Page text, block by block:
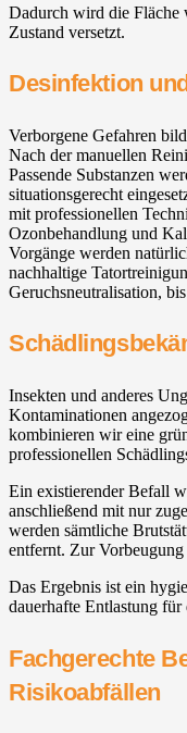
Dadurch wird die Fläche
Zustand versetzt.
Desinfektion
Verborgene Gefahren
Nach der manuellen
Passende Substanzen
situationsgerecht
mit professionellen
Ozonbehandlung und
Vorgänge werden
nachhaltige
Geruchsneutralisation,
Insekten und anderes
Kontaminationen
kombinieren wir eine
professionellen
Ein existierender Befall
anschließend mit nur
werden sämtliche
entfernt. Zur
Das Ergebnis ist ein
dauerhafte Entlastung
Fachgerechte
Risikoabfällen